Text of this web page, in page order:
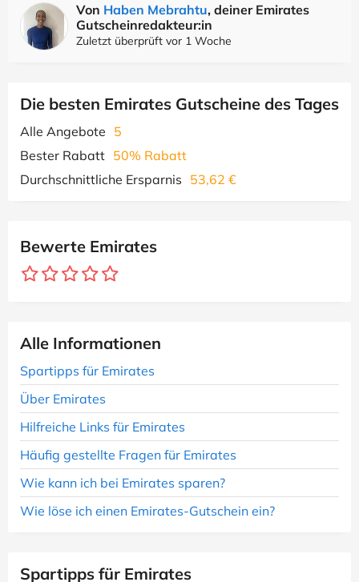
Von Haben Mebrahtu, deiner Emirates
Gutscheinredakteur:in
Zuletzt überprüft vor 1 Woche
Die besten Emirates Gutscheine des Tages
Alle Angebote 5
Bester Rabatt 50% Rabatt
Durchschnittliche Ersparnis 53,62 €
Bewerte Emirates
Alle Informationen
Spartipps für Emirates
Über Emirates
Hilfreiche Links für Emirates
Häufig gestellte Fragen für Emirates
Wie kann ich bei Emirates sparen?
Wie löse ich einen Emirates-Gutschein ein?
Spartipps für Emirates